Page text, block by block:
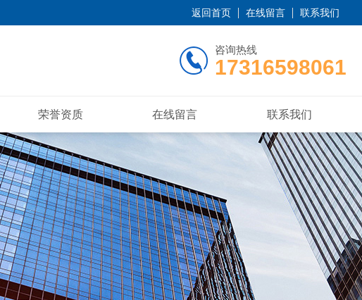
返回首页 在线留言 联系我们
咨询热线
17316598061
荣誉资质 在线留言 联系我们